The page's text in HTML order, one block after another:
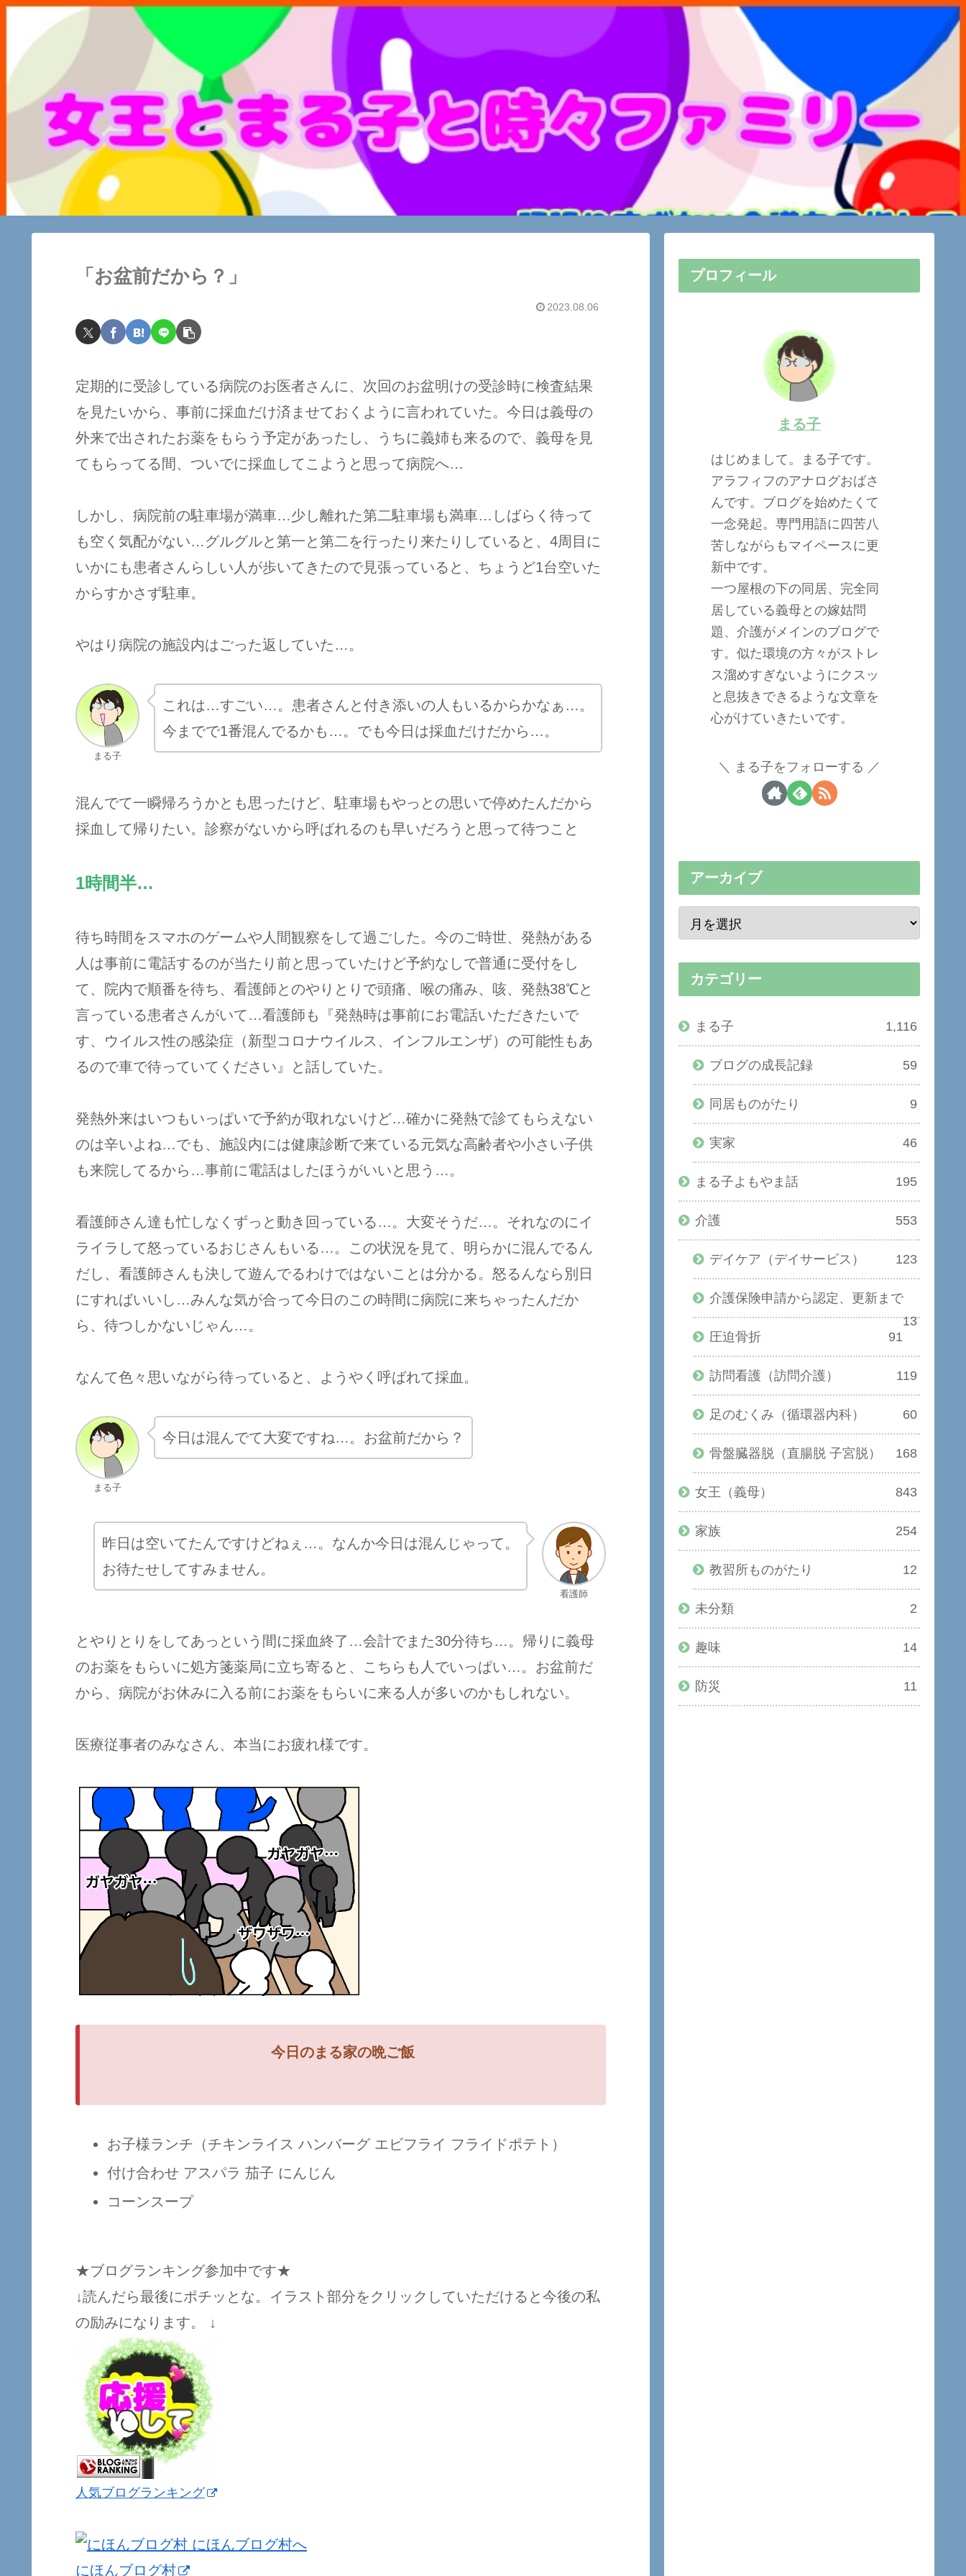
「お盆前だから？」
2023.08.06
定期的に受診している病院のお医者さんに、次回のお盆明けの受診時に検査結果
を見たいから、事前に採血だけ済ませておくように言われていた。今日は義母の
外来で出されたお薬をもらう予定があったし、うちに義姉も来るので、義母を見
てもらってる間、ついでに採血してこようと思って病院へ…
しかし、病院前の駐車場が満車…少し離れた第二駐車場も満車…しばらく待って
も空く気配がない…グルグルと第一と第二を行ったり来たりしていると、4周目に
いかにも患者さんらしい人が歩いてきたので見張っていると、ちょうど1台空いた
からすかさず駐車。
やはり病院の施設内はごった返していた…。
まる子
これは…すごい…。患者さんと付き添いの人もいるからかなぁ…。
今までで1番混んでるかも…。でも今日は採血だけだから…。
混んでて一瞬帰ろうかとも思ったけど、駐車場もやっとの思いで停めたんだから
採血して帰りたい。診察がないから呼ばれるのも早いだろうと思って待つこと
1時間半…
待ち時間をスマホのゲームや人間観察をして過ごした。今のご時世、発熱がある
人は事前に電話するのが当たり前と思っていたけど予約なしで普通に受付をし
て、院内で順番を待ち、看護師とのやりとりで頭痛、喉の痛み、咳、発熱38℃と
言っている患者さんがいて…看護師も『発熱時は事前にお電話いただきたいで
す、ウイルス性の感染症（新型コロナウイルス、インフルエンザ）の可能性もあ
るので車で待っていてください』と話していた。
発熱外来はいつもいっぱいで予約が取れないけど…確かに発熱で診てもらえない
のは辛いよね…でも、施設内には健康診断で来ている元気な高齢者や小さい子供
も来院してるから…事前に電話はしたほうがいいと思う…。
看護師さん達も忙しなくずっと動き回っている…。大変そうだ…。それなのにイ
ライラして怒っているおじさんもいる…。この状況を見て、明らかに混んでるん
だし、看護師さんも決して遊んでるわけではないことは分かる。怒るんなら別日
にすればいいし…みんな気が合って今日のこの時間に病院に来ちゃったんだか
ら、待つしかないじゃん…。
なんて色々思いながら待っていると、ようやく呼ばれて採血。
まる子
今日は混んでて大変ですね…。お盆前だから？
看護師
昨日は空いてたんですけどねぇ…。なんか今日は混んじゃって。
お待たせしてすみません。
とやりとりをしてあっという間に採血終了…会計でまた30分待ち…。帰りに義母
のお薬をもらいに処方箋薬局に立ち寄ると、こちらも人でいっぱい…。お盆前だ
から、病院がお休みに入る前にお薬をもらいに来る人が多いのかもしれない。
医療従事者のみなさん、本当にお疲れ様です。
今日のまる家の晩ご飯
お子様ランチ（チキンライス ハンバーグ エビフライ フライドポテト）
付け合わせ アスパラ 茄子 にんじん
コーンスープ
★ブログランキング参加中です★
↓読んだら最後にポチッとな。イラスト部分をクリックしていただけると今後の私
の励みになります。 ↓
人気ブログランキング
にほんブログ村
プロフィール
まる子
はじめまして。まる子です。
アラフィフのアナログおばさ
んです。ブログを始めたくて
一念発起。専門用語に四苦八
苦しながらもマイペースに更
新中です。
一つ屋根の下の同居、完全同
居している義母との嫁姑問
題、介護がメインのブログで
す。似た環境の方々がストレ
ス溜めすぎないようにクスッ
と息抜きできるような文章を
心がけていきたいです。
まる子をフォローする
アーカイブ
カテゴリー
まる子 1,116
ブログの成長記録 59
同居ものがたり 9
実家 46
まる子よもやま話 195
介護 553
デイケア（デイサービス） 123
介護保険申請から認定、更新まで
13
圧迫骨折
91
訪問看護（訪問介護） 119
足のむくみ（循環器内科） 60
骨盤臓器脱（直腸脱 子宮脱） 168
女王（義母） 843
家族 254
教習所ものがたり 12
未分類 2
趣味 14
防災 11